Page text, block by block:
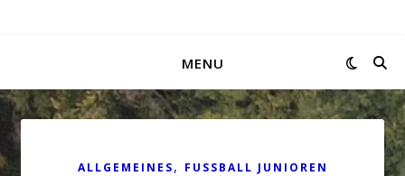
MENU
ALLGEMEINES, FUSSBALL JUNIOREN